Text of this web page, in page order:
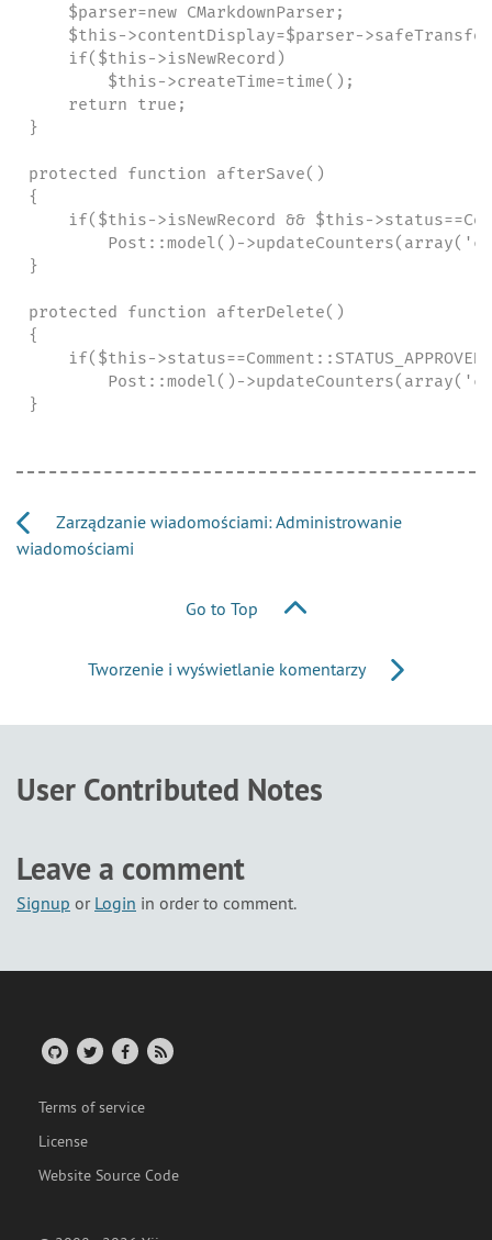
    $parser=new CMarkdownParser;
$this->contentDisplay=$parser-
    if($this->isNewRecord)
        $this->createTime=time();
    return true;
}
protected function afterSave()
{
if($this->isNewRecord && $this-
Post::model()-
}
protected function afterDelete()
{
    if($this->status==Comment::STATUS_APPROVED)
Post::model()-
}
Zarządzanie wiadomościami: Administrowanie
wiadomościami
Go to Top
Tworzenie i wyświetlanie komentarzy
User Contributed Notes
Leave a comment
Signup or Login in order to comment.
Terms of service
License
Website Source Code